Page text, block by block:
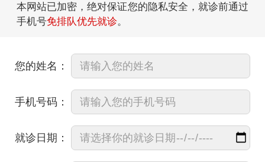
本网站已加密，绝对保证您的隐私安全，就诊前通过
手机号免排队优先就诊。
您的姓名：
手机号码：
就诊日期：